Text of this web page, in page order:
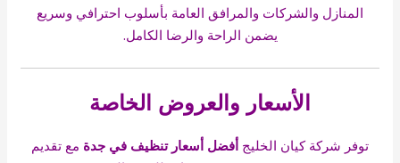
المنازل والشركات والمرافق العامة بأسلوب احترافي وسريع
يضمن الراحة والرضا الكامل.
الأسعار والعروض الخاصة
توفر شركة كيان الخليج أفضل أسعار تنظيف في جدة مع تقديم